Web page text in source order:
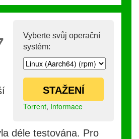
Vyberte svůj operační
systém:
STAŽENÍ
Torrent, Informace
déle testována. Pro